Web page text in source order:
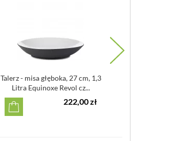
Talerz - misa głęboka, 27 cm, 1,3
Litra Equinoxe Revol cz...
222,00 zł